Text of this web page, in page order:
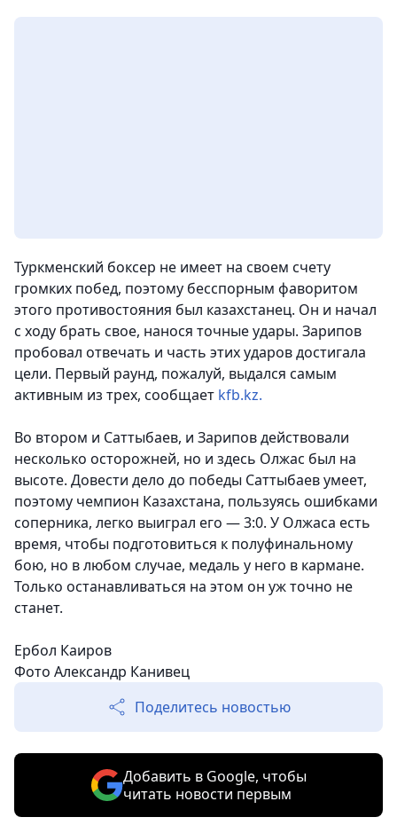
Туркменский боксер не имеет на своем счету
громких побед, поэтому бесспорным фаворитом
этого противостояния был казахстанец. Он и начал
с ходу брать свое, нанося точные удары. Зарипов
пробовал отвечать и часть этих ударов достигала
цели. Первый раунд, пожалуй, выдался самым
активным из трех, сообщает kfb.kz.
Во втором и Саттыбаев, и Зарипов действовали
несколько осторожней, но и здесь Олжас был на
высоте. Довести дело до победы Саттыбаев умеет,
поэтому чемпион Казахстана, пользуясь ошибками
соперника, легко выиграл его — 3:0. У Олжаса есть
время, чтобы подготовиться к полуфинальному
бою, но в любом случае, медаль у него в кармане.
Только останавливаться на этом он уж точно не
станет.
Ербол Каиров
Фото Александр Канивец
Поделитесь новостью
Добавить в Google, чтобы
читать новости первым